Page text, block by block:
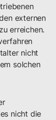
externen
zu erreichen.
nicht
solchen
nicht die